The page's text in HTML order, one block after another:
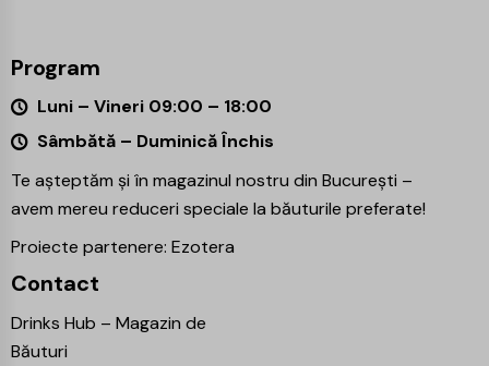
Program
Luni – Vineri 09:00 – 18:00
Sâmbătă – Duminică Închis
Te așteptăm și în magazinul nostru din București –
avem mereu reduceri speciale la băuturile preferate!
Proiecte partenere: Ezotera
Contact
Drinks Hub – Magazin de
Băuturi